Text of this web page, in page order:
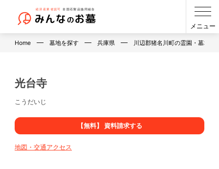
メニュー
Home 墓地を探す 兵庫県 川辺郡猪名川町の霊園・墓地・
光台寺
こうだいじ
【無料】 資料請求する
地図・交通アクセス